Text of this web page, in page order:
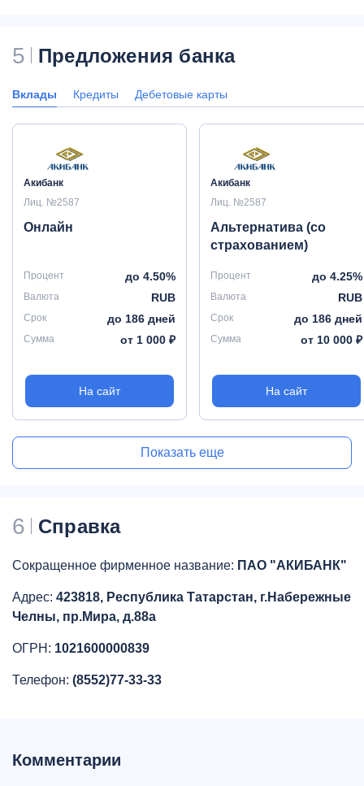
5 Предложения банка
Вклады Кредиты Дебетовые карты
Акибанк
Лиц. №2587
Онлайн
Процент до 4.50%
Валюта RUB
Срок до 186 дней
Сумма от 1 000 ₽
На сайт
Акибанк
Лиц. №2587
Альтернатива (со
страхованием)
Процент до 4.25%
Валюта RUB
Срок до 186 дней
Сумма от 10 000 ₽
На сайт
Показать еще
6 Справка
Сокращенное фирменное название: ПАО "АКИБАНК"
Адрес: 423818, Республика Татарстан, г.Набережные
Челны, пр.Мира, д.88а
ОГРН: 1021600000839
Телефон: (8552)77-33-33
Комментарии